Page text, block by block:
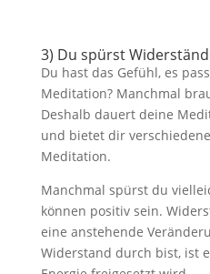
3) Du spürst
Du hast das Gefühl, es
Meditation? Manchmal
Deshalb dauert deine
und bietet dir
Meditation.
Manchmal spürst du
können positiv sein.
eine anstehende
Widerstand durch bist, ist